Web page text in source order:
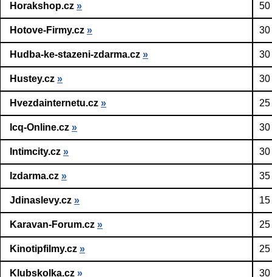
Horakshop.cz » 50
Hotove-Firmy.cz » 30
Hudba-ke-stazeni-zdarma.cz » 30
Hustey.cz » 30
Hvezdainternetu.cz »
Icq-Online.cz » 30
Intimcity.cz » 30
Izdarma.cz » 35
Jdinaslevy.cz »
Karavan-Forum.cz »
Kinotipfilmy.cz »
Klubskolka.cz » 30